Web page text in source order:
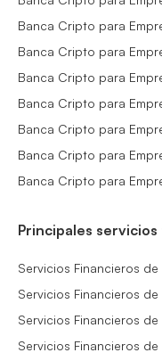
Banca Cripto para
Banca Cripto para
Banca Cripto para
Banca Cripto para
Banca Cripto para
Banca Cripto para
Banca Cripto para
Principales
Servicios Financieros
Servicios Financieros
Servicios Financieros
Servicios Financieros